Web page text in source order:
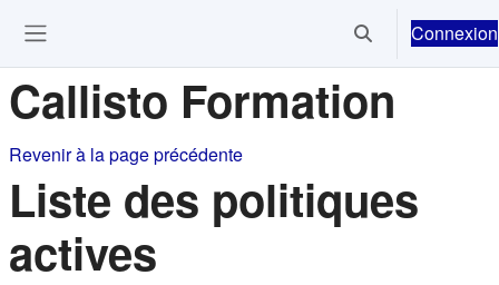
Activer/Connexion
Callisto Formation
Revenir à la page précédente
Liste des politiques
actives